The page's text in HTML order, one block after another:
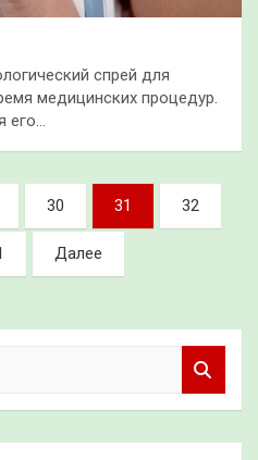
спрей для
медицинских процедур.
его…
30 31 32
Далее